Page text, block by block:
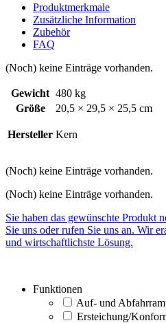
Produktmerkmale
Zusätzliche Information
Zubehör
FAQ
(Noch) keine Einträge vorhanden.
Gewicht 480 kg
Größe
20,5 × 29,5 × 25,5 cm
Hersteller Kern
(Noch) keine Einträge vorhanden.
(Noch) keine Einträge vorhanden.
Sie haben das gewünschte Produkt
Sie uns oder rufen Sie uns an. Wir
und wirtschaftlichste Lösung.
Funktionen
Auf- und
Ersteichung/